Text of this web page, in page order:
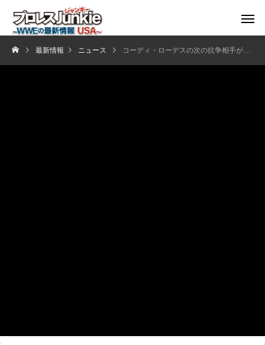
最新情報 ニュース コーディ・ローデスの次の抗争相手が明らかに？